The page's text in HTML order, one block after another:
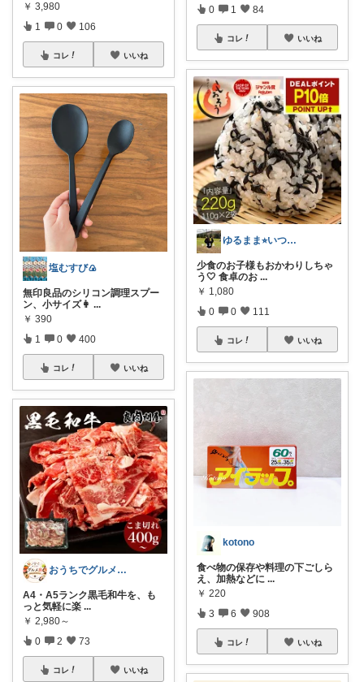
￥ 3,980
1 0 106
コレ いいね
塩むすび🍙
無印良品のシリコン調理スプー
ン、小サイズ👩 ...
￥ 390
1 0 400
コレ いいね
おうちでグルメ旅｜口コミ厳選
A4・A5ランク黒毛和牛を、も
っと気軽に楽 ...
￥ 2,980～
0 2 73
コレ いいね
0 1 84
コレ いいね
ゆるまま⭐︎いつもありがとうございます✨
少食のお子様もおかわりしちゃ
う🤍 食卓のお ...
￥ 1,080
0 0 111
コレ いいね
kotono
食べ物の保存や料理の下ごしら
え、加熱などに ...
￥ 220
3 6 908
コレ いいね